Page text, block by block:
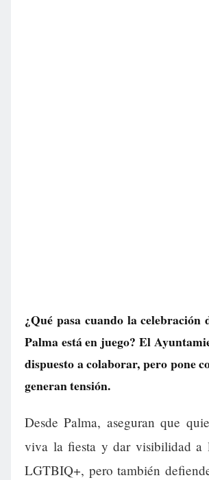
¿Qué pasa cuando la
Palma está en juego? El
dispuesto a colaborar, pero pone
generan tensión.
Desde Palma, aseguran que
viva la fiesta y dar visibilidad a
LGTBIQ+, pero también